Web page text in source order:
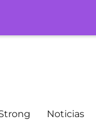
Noticias